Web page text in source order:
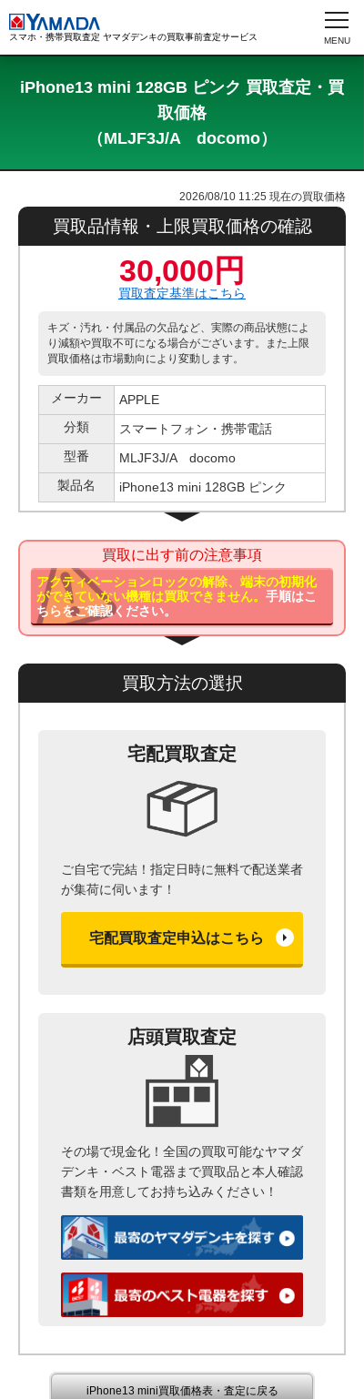
スマホ・携帯買取査定 ヤマダデンキの買取事前査定サービス
iPhone13 mini 128GB ピンク 買取査定・買
取価格
（MLJF3J/A docomo）
2026/08/10 11:25 現在の買取価格
買取品情報・上限買取価格の確認
30,000円
買取査定基準はこちら
キズ・汚れ・付属品の欠品など、実際の商品状態によ
り減額や買取不可になる場合がございます。また上限
買取価格は市場動向により変動します。
メーカー
APPLE
分類
スマートフォン・携帯電話
型番
MLJF3J/A docomo
製品名
iPhone13 mini 128GB ピンク
買取に出す前の注意事項
アクティベーションロックの解除、端末の初期化
ができていない機種は買取できません。手順はこ
ちらをご確認ください。
買取方法の選択
宅配買取査定
ご自宅で完結！指定日時に無料で配送業者
が集荷に伺います！
宅配買取査定申込はこちら
店頭買取査定
その場で現金化！全国の買取可能なヤマダ
デンキ・ベスト電器まで買取品と本人確認
書類を用意してお持ち込みください！
iPhone13 mini買取価格表・査定に戻る